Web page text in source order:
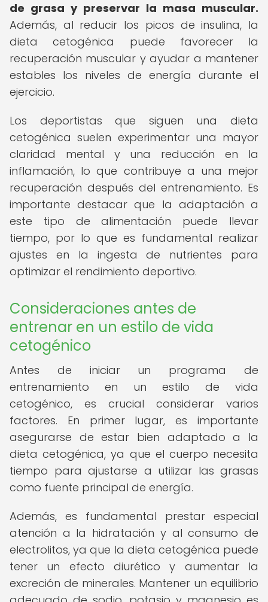
de grasa y preservar la masa muscular.
Además, al reducir los picos de insulina, la
dieta cetogénica puede favorecer la
recuperación muscular y ayudar a mantener
estables los niveles de energía durante el
ejercicio.
Los deportistas que siguen una dieta
cetogénica suelen experimentar una mayor
claridad mental y una reducción en la
inflamación, lo que contribuye a una mejor
recuperación después del entrenamiento. Es
importante destacar que la adaptación a
este tipo de alimentación puede llevar
tiempo, por lo que es fundamental realizar
ajustes en la ingesta de nutrientes para
optimizar el rendimiento deportivo.
Consideraciones antes de
entrenar en un estilo de vida
cetogénico
Antes de iniciar un programa de
entrenamiento en un estilo de vida
cetogénico, es crucial considerar varios
factores. En primer lugar, es importante
asegurarse de estar bien adaptado a la
dieta cetogénica, ya que el cuerpo necesita
tiempo para ajustarse a utilizar las grasas
como fuente principal de energía.
Además, es fundamental prestar especial
atención a la hidratación y al consumo de
electrolitos, ya que la dieta cetogénica puede
tener un efecto diurético y aumentar la
excreción de minerales. Mantener un equilibrio